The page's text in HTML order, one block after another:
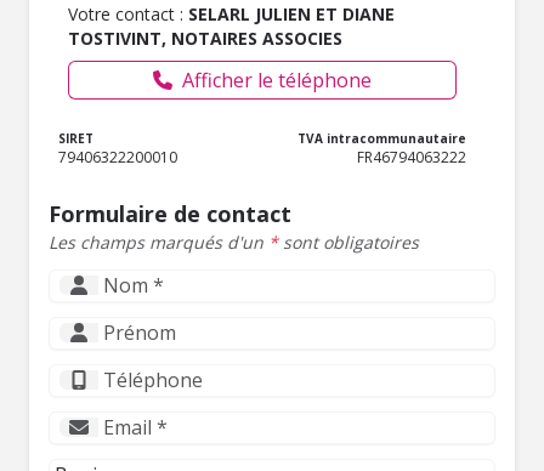
Votre contact : SELARL JULIEN ET DIANE
TOSTIVINT, NOTAIRES ASSOCIES
Afficher le téléphone
SIRET
79406322200010
TVA intracommunautaire
FR46794063222
Formulaire de contact
Les champs marqués d'un *sont obligatoires